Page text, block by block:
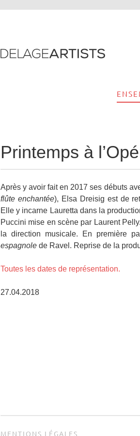
Printemps à
Après y avoir fait en 2017 ses débuts
flûte enchantée), Elsa Dreisig est de
Elle y incarne Lauretta dans la
Puccini mise en scène par Laurent
la direction musicale. En première
espagnole de Ravel. Reprise de la
Toutes les dates de représentation.
27.04.2018
MENTIONS LÉGALES